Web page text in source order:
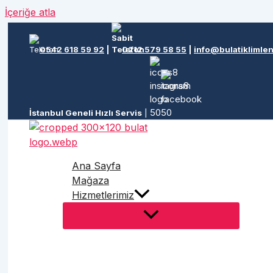
İçeriğe atla
0542 618 59 92 0212 579 58 55
İstanbul Geneli Hızlı Servis
Ana Sayfa
Mağaza
Hizmetlerimiz